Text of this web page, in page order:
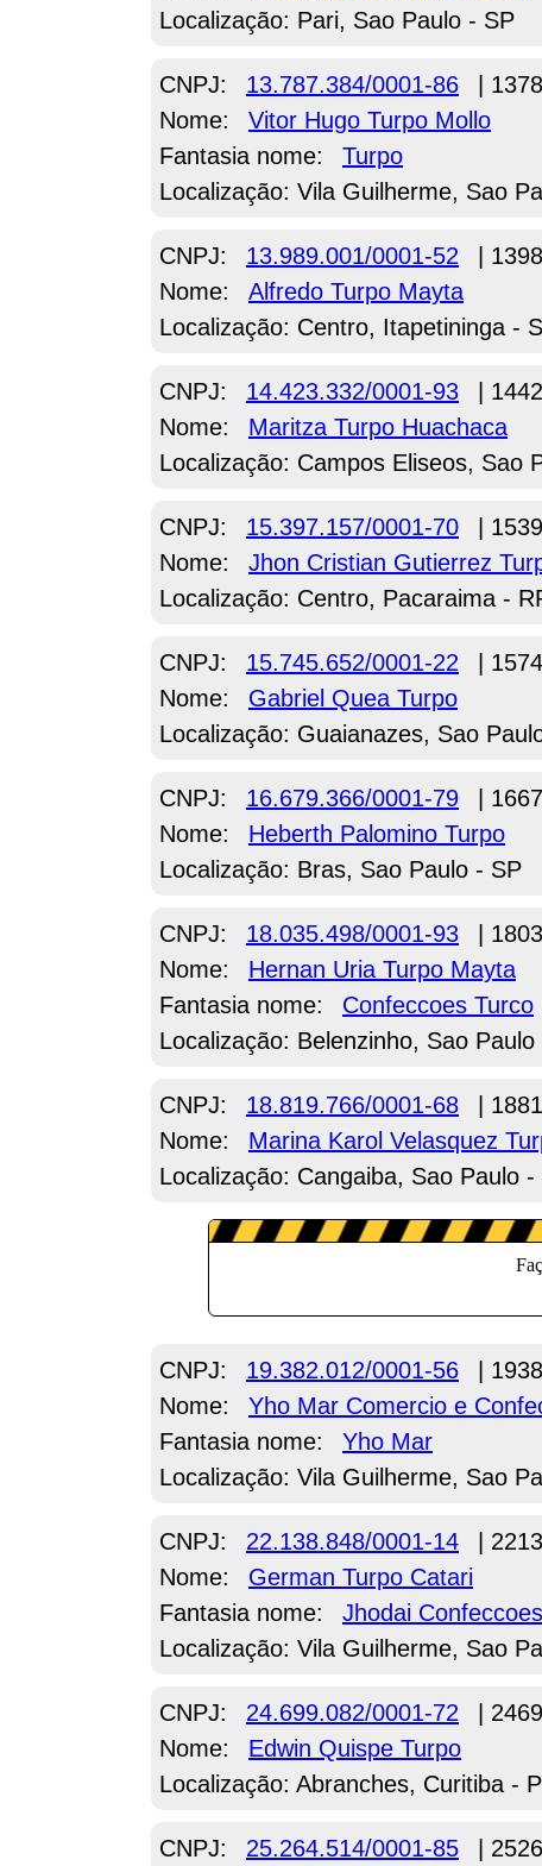
Localização: Pari, Sao Paulo - SP
CNPJ: 13.787.384/0001-86
|
Nome:
Vitor Hugo Turpo Mollo
Fantasia nome:
Turpo
Localização: Vila Guilherme, Sao
CNPJ: 13.989.001/0001-52
|
Nome:
Alfredo Turpo Mayta
Localização: Centro, Itapetininga -
CNPJ: 14.423.332/0001-93
|
Nome:
Maritza Turpo Huachaca
Localização: Campos Eliseos, Sao
CNPJ: 15.397.157/0001-70
|
Nome:
Jhon Cristian Gutierrez
Localização: Centro, Pacaraima -
CNPJ: 15.745.652/0001-22
|
Nome:
Gabriel Quea Turpo
Localização: Guaianazes, Sao
CNPJ: 16.679.366/0001-79
|
Nome:
Heberth Palomino Turpo
Localização: Bras, Sao Paulo - SP
CNPJ: 18.035.498/0001-93
|
Nome:
Hernan Uria Turpo Mayta
Fantasia nome:
Confeccoes Turco
Localização: Belenzinho, Sao Paulo
CNPJ: 18.819.766/0001-68
|
Nome:
Marina Karol Velasquez
Localização: Cangaiba, Sao Paulo -
CNPJ: 19.382.012/0001-56
|
Nome:
Yho Mar Comercio e
Fantasia nome:
Yho Mar
Localização: Vila Guilherme, Sao
CNPJ: 22.138.848/0001-14
|
Nome:
German Turpo Catari
Fantasia nome:
Jhodai Confeccoes
Localização: Vila Guilherme, Sao
CNPJ: 24.699.082/0001-72
|
Nome:
Edwin Quispe Turpo
Localização: Abranches, Curitiba -
CNPJ: 25.264.514/0001-85 |